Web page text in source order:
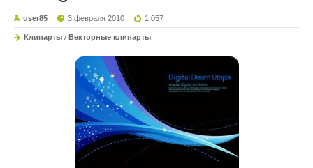
user85 3 февраля 2010 1 057
Клипарты / Векторные клипарты